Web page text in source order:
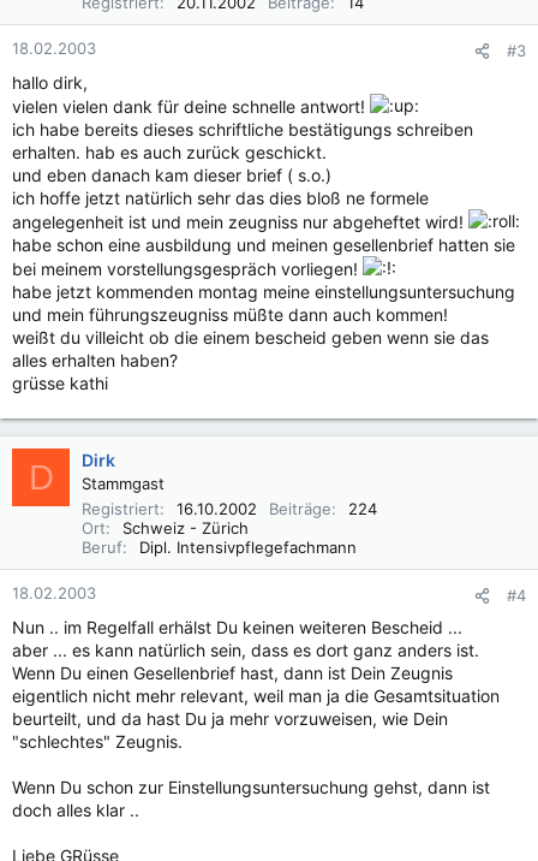
18.02.2003 #3
hallo dirk,
vielen vielen dank für deine schnelle antwort!
ich habe bereits dieses schriftliche bestätigungs schreiben
erhalten. hab es auch zurück geschickt.
und eben danach kam dieser brief ( s.o.)
ich hoffe jetzt natürlich sehr das dies bloß ne formele
angelegenheit ist und mein zeugniss nur abgeheftet wird!
habe schon eine ausbildung und meinen gesellenbrief hatten sie
bei meinem vorstellungsgespräch vorliegen!
habe jetzt kommenden montag meine einstellungsuntersuchung
und mein führungszeugniss müßte dann auch kommen!
weißt du villeicht ob die einem bescheid geben wenn sie das
alles erhalten haben?
grüsse kathi
D Dirk
Stammgast
Registriert
16.10.2002 Beiträge
224
Ort
Schweiz - Zürich
Beruf
Dipl. Intensivpflegefachmann
18.02.2003 #4
Nun .. im Regelfall erhälst Du keinen weiteren Bescheid ...
aber ... es kann natürlich sein, dass es dort ganz anders ist.
Wenn Du einen Gesellenbrief hast, dann ist Dein Zeugnis
eigentlich nicht mehr relevant, weil man ja die Gesamtsituation
beurteilt, und da hast Du ja mehr vorzuweisen, wie Dein
"schlechtes" Zeugnis.
Wenn Du schon zur Einstellungsuntersuchung gehst, dann ist
doch alles klar ..
Liebe GRüsse